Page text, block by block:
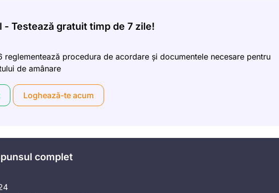
- Testează gratuit timp de 7 zile!
reglementează procedura de acordare și documentele necesare pentru
de amânare
Loghează-te acum
complet